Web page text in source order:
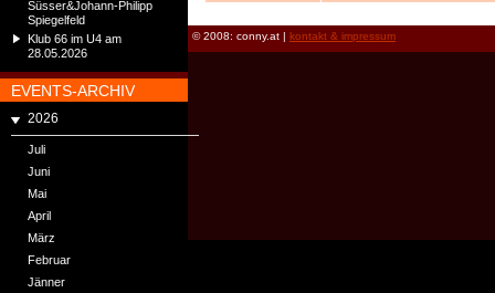
Süsser&Johann-Philipp
Spiegelfeld
Klub 66 im U4 am
28.05.2026
EVENTS-ARCHIV
2026
Juli
Juni
Mai
April
März
Februar
Jänner
© 2008: conny.at | kontakt & impressum